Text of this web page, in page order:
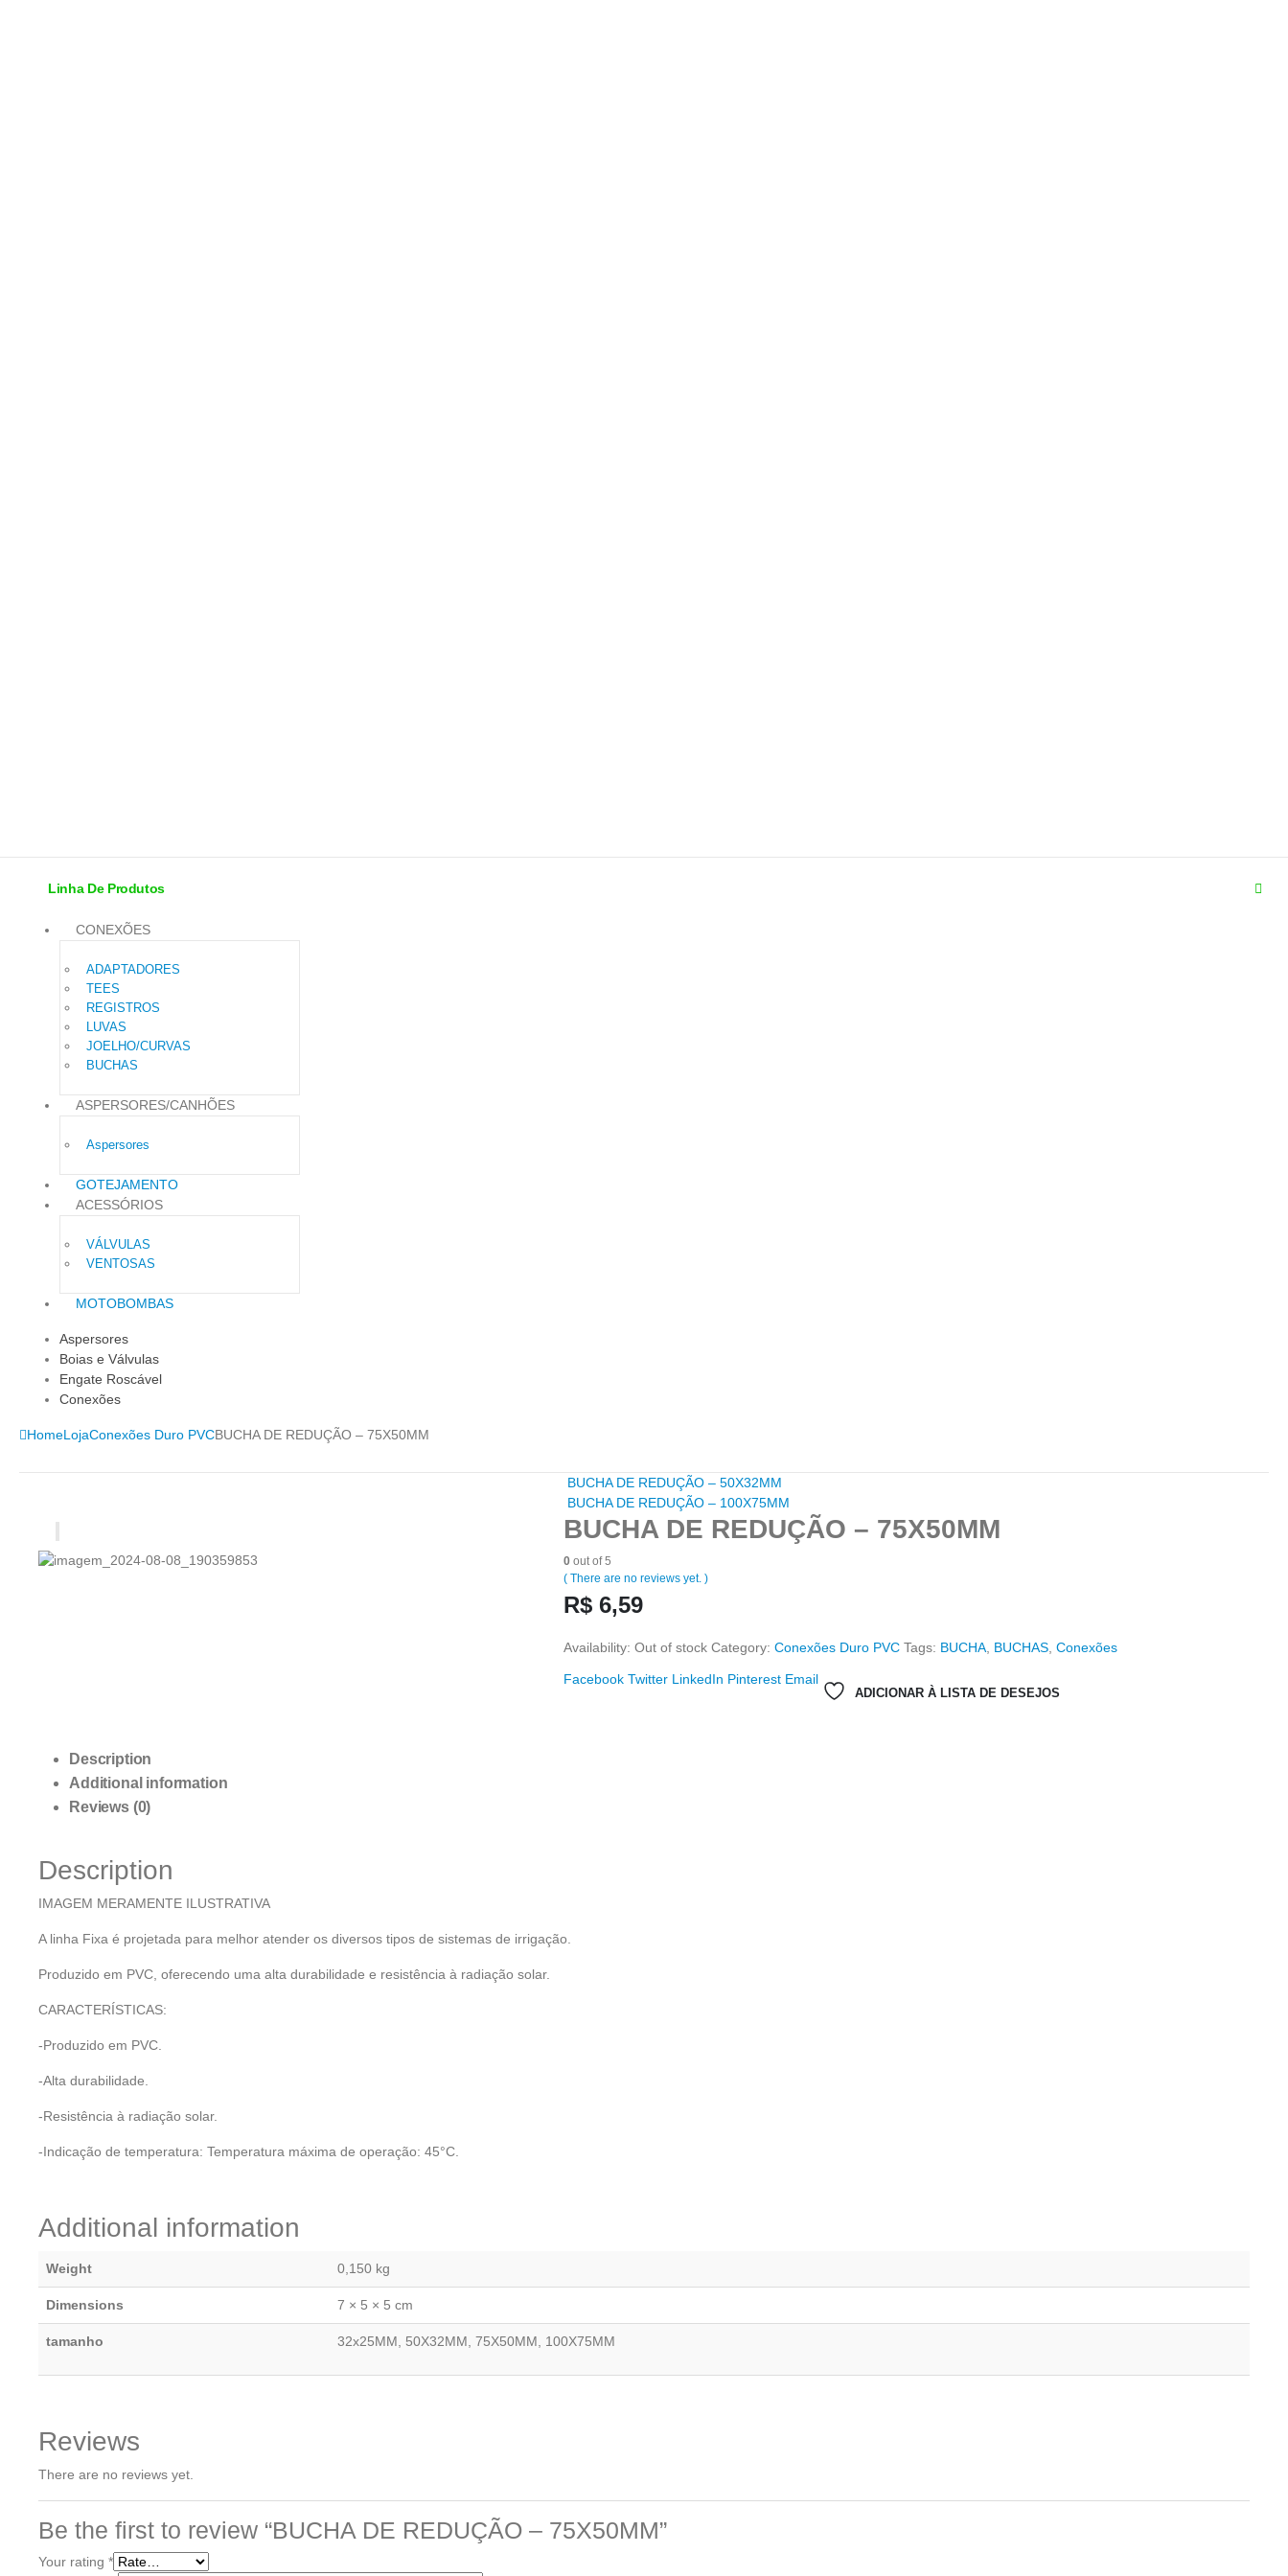
Linha De Produtos
CONEXÕES
ADAPTADORES
TEES
REGISTROS
LUVAS
JOELHO/CURVAS
BUCHAS
ASPERSORES/CANHÕES
Aspersores
GOTEJAMENTO
ACESSÓRIOS
VÁLVULAS
VENTOSAS
MOTOBOMBAS
Aspersores
Boias e Válvulas
Engate Roscável
Conexões
HomeLojaConexões Duro PVCBUCHA DE REDUÇÃO – 75X50MM
BUCHA DE REDUÇÃO – 50X32MM
BUCHA DE REDUÇÃO – 100X75MM
BUCHA DE REDUÇÃO – 75X50MM
0out of 5
( There are no reviews yet. )
R$6,59
Availability: Out of stock Category: Conexões Duro PVC Tags: BUCHA, BUCHAS, Conexões
Facebook Twitter LinkedIn Pinterest Email
ADICIONAR À LISTA DE DESEJOS
Description
Additional information
Reviews (0)
Description
IMAGEM MERAMENTE ILUSTRATIVA
A linha Fixa é projetada para melhor atender os diversos tipos de sistemas de irrigação.
Produzido em PVC, oferecendo uma alta durabilidade e resistência à radiação solar.
CARACTERÍSTICAS:
-Produzido em PVC.
-Alta durabilidade.
-Resistência à radiação solar.
-Indicação de temperatura: Temperatura máxima de operação: 45°C.
Additional information
Weight 0,150 kg
Dimensions 7 × 5 × 5 cm
tamanho 32x25MM, 50X32MM, 75X50MM, 100X75MM
Reviews
There are no reviews yet.
Be the first to review “BUCHA DE REDUÇÃO – 75X50MM”
Your rating *